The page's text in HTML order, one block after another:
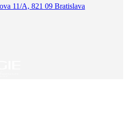
11/A, 821 09 Bratislava